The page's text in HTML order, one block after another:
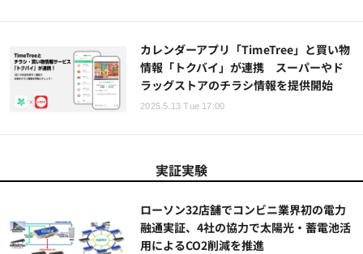
カレンダーアプリ「TimeTree」と買い物
情報「トクバイ」が連携 スーパーやド
ラッグストアのチラシ情報を提供開始
2025.5.13 Tue 17:00
実証実験
ローソン32店舗でコンビニ業界初の電力
融通実証、4社の協力で太陽光・蓄電池活
用によるCO2削減を推進